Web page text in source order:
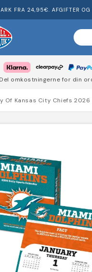
FRA 24,95€. AFGIFTER OG
Del omkostningerne for din
Of Kansas City Chiefs 2026